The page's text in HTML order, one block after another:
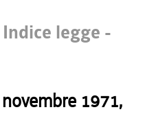
legge -
1971,